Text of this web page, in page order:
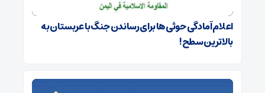
اعلام آمادگی حوثی‌ها برای رساندن جنگ با عربستان به
بالاترین سطح!